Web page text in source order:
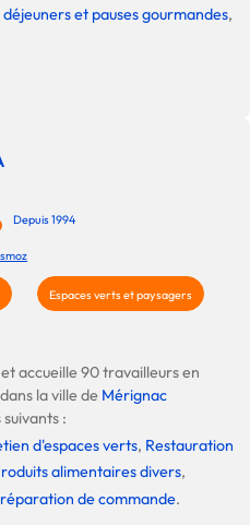
et pauses gourmandes,
Depuis 1994
Espaces verts et paysagers
accueille 90 travailleurs en
la ville de Mérignac
:
d'espaces verts, Restauration
alimentaires divers,
de commande.